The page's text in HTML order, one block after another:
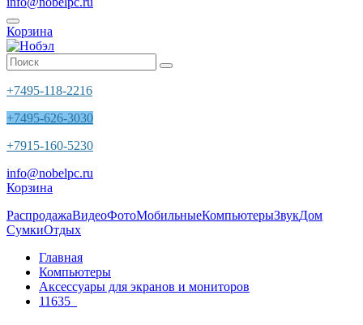
Корзина
+7495-118-2216
+7495-626-3030
+7915-160-5230
info@nobelpc.ru
Корзина
РаспродажаВидеоФотоМобильныеКомпьютерыЗвукДом
СумкиОтдых
Главная
Компьютеры
Аксессуары для экранов и мониторов
11635_